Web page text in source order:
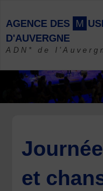
content
AGENCE DES M USI
D'AUVERGNE
ADN* de
et